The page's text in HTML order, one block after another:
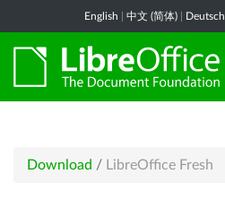
English 中文 (简体) Deutsch
Download / LibreOffice Fresh